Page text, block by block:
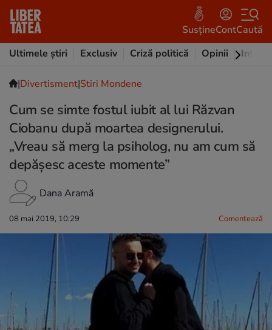
SusțineContCaută
Ultimele știri
Exclusiv Criză politică Opinii
|Divertisment|Stiri Mondene
Cum se simte fostul iubit al lui Răzvan
Ciobanu după moartea designerului.
„Vreau să merg la psiholog, nu am cum să
depășesc aceste momente”
Dana Aramă
08 mai 2019, 10:29 Comentează